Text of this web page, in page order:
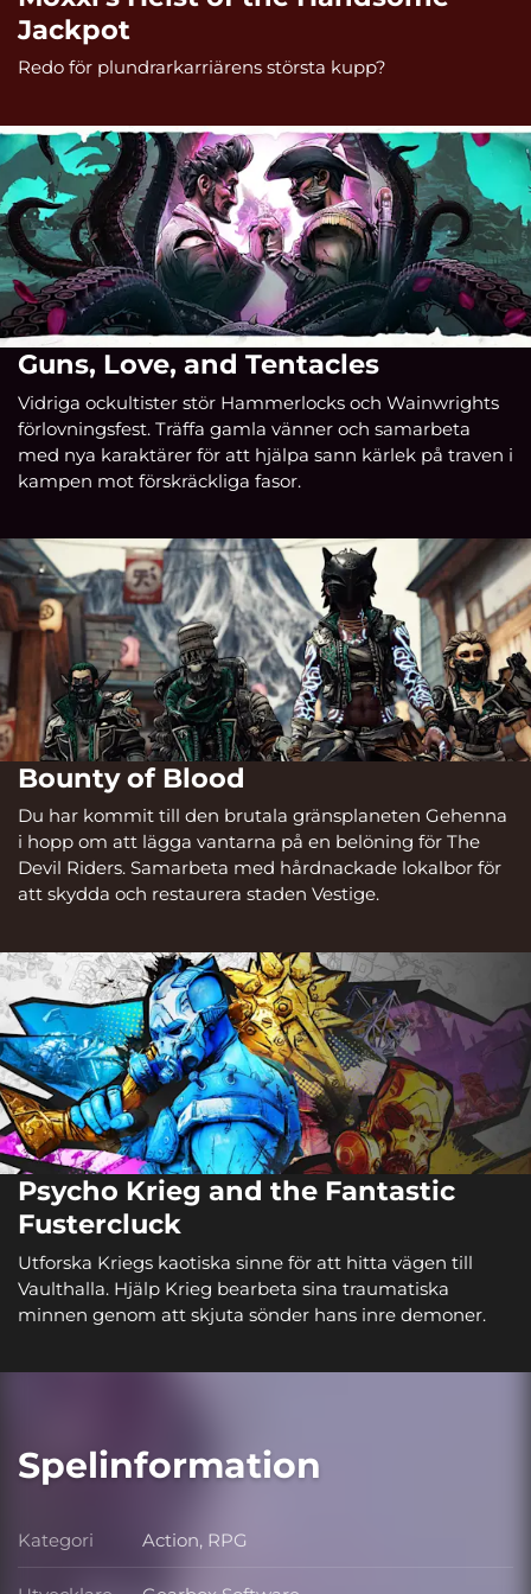
Jackpot
Redo för plundrarkarriärens största kupp?
Guns, Love, and Tentacles
Vidriga ockultister stör Hammerlocks och Wainwrights
förlovningsfest. Träffa gamla vänner och samarbeta
med nya karaktärer för att hjälpa sann kärlek på traven i
kampen mot förskräckliga fasor.
Bounty of Blood
Du har kommit till den brutala gränsplaneten Gehenna
i hopp om att lägga vantarna på en belöning för The
Devil Riders. Samarbeta med hårdnackade lokalbor för
att skydda och restaurera staden Vestige.
Psycho Krieg and the Fantastic
Fustercluck
Utforska Kriegs kaotiska sinne för att hitta vägen till
Vaulthalla. Hjälp Krieg bearbeta sina traumatiska
minnen genom att skjuta sönder hans inre demoner.
Spelinformation
Kategori Kategori
Action, RPG